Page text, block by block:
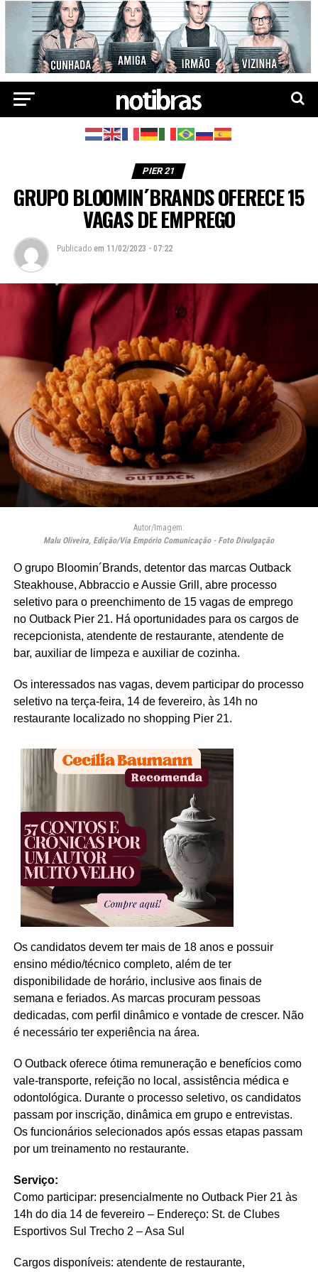
PIER 21
GRUPO BLOOMIN´BRANDS OFERECE 15
VAGAS DE EMPREGO
Publicado em 11/02/2023 - 07:22
Autor/Imagem:
Malu Oliveira, Edição/Via Empório Comunicação - Foto Divulgação
O grupo Bloomin´Brands, detentor das marcas Outback
Steakhouse, Abbraccio e Aussie Grill, abre processo
seletivo para o preenchimento de 15 vagas de emprego
no Outback Pier 21. Há oportunidades para os cargos de
recepcionista, atendente de restaurante, atendente de
bar, auxiliar de limpeza e auxiliar de cozinha.
Os interessados nas vagas, devem participar do processo
seletivo na terça-feira, 14 de fevereiro, às 14h no
restaurante localizado no shopping Pier 21.
Os candidatos devem ter mais de 18 anos e possuir
ensino médio/técnico completo, além de ter
disponibilidade de horário, inclusive aos finais de
semana e feriados. As marcas procuram pessoas
dedicadas, com perfil dinâmico e vontade de crescer. Não
é necessário ter experiência na área.
O Outback oferece ótima remuneração e benefícios como
vale-transporte, refeição no local, assistência médica e
odontológica. Durante o processo seletivo, os candidatos
passam por inscrição, dinâmica em grupo e entrevistas.
Os funcionários selecionados após essas etapas passam
por um treinamento no restaurante.
Serviço:
Como participar: presencialmente no Outback Pier 21 às
14h do dia 14 de fevereiro – Endereço: St. de Clubes
Esportivos Sul Trecho 2 – Asa Sul
Cargos disponíveis: atendente de restaurante,